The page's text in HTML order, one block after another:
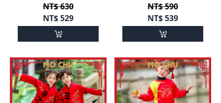
NT$ 630
NT$529
NT$ 590
NT$539